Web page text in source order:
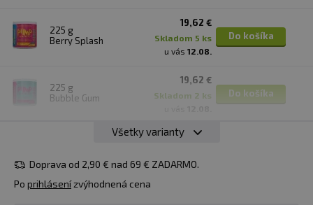
225 g
Berry Splash
19,62 €
skladom 5 ks
u vás 12.08.
Do košíka
225 g
Bubble Gum
19,62 €
skladom 2 ks
Do košíka
19,62 €
u vás12.08.
Všetky varianty
Doprava od 2,90 € nad 69 € ZADARMO.
Po prihlásenízvýhodnená cena